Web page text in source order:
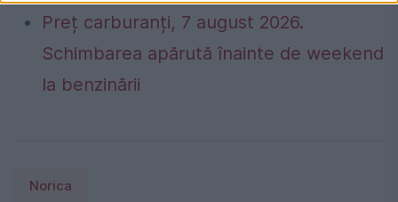
Preț carburanți, 7 august 2026.
Schimbarea apărută înainte de weekend
la benzinării
Norica